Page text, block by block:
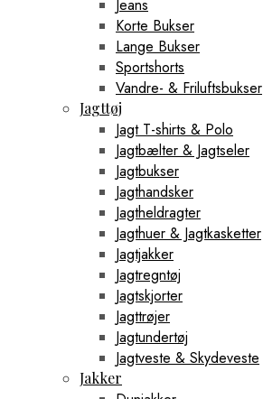
Jeans
Korte Bukser
Lange Bukser
Sportshorts
Vandre- & Friluftsbukser
Jagttøj
Jagt T-shirts & Polo
Jagtbælter & Jagtseler
Jagtbukser
Jagthandsker
Jagtheldragter
Jagthuer & Jagtkasketter
Jagtjakker
Jagtregntøj
Jagtskjorter
Jagttrøjer
Jagtundertøj
Jagtveste & Skydeveste
Jakker